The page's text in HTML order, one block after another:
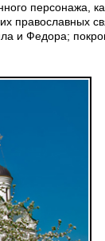
персонажа,
православных
и Федора;